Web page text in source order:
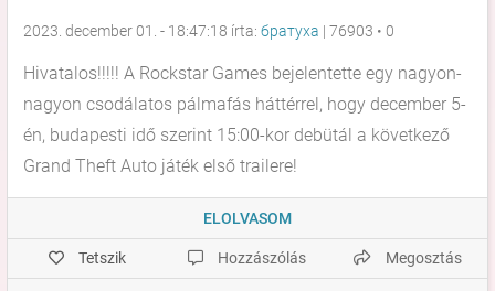
2023. december 01. - 18:47:18 írta: братуха | 76903 • 0
Hivatalos!!!!! A Rockstar Games bejelentette egy nagyon-
nagyon csodálatos pálmafás háttérrel, hogy december 5-
én, budapesti idő szerint 15:00-kor debütál a következő
Grand Theft Auto játék első trailere!
ELOLVASOM
Tetszik Hozzászólás Megosztás